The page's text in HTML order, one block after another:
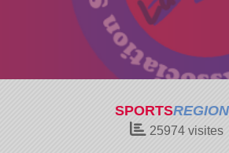
SPORTS
25974visites